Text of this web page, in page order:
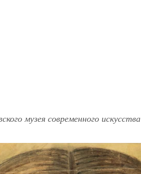
музея современного искусства